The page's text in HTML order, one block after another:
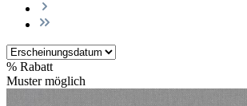
% Rabatt
Muster möglich